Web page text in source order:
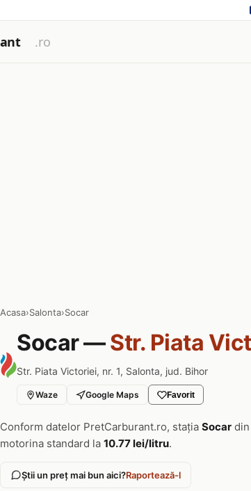
Acasa›Salonta›Socar
Socar —Str. Piata
Str. Piata Victoriei, nr. 1, Salonta, jud. Bihor
Waze Google Maps Favorit
Conform datelor PretCarburant.ro, stația Socar
motorina standard la 10.77 lei/litru.
Știi un preț mai bun aici?Raportează-l